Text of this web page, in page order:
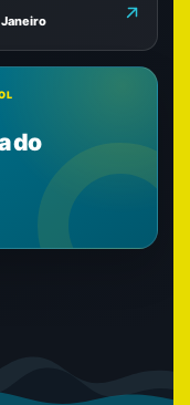
do